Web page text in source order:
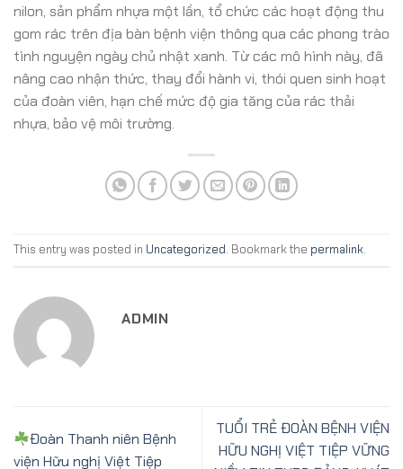
nilon, sản phẩm nhựa một lần, tổ chức các hoạt động thu
gom rác trên địa bàn bệnh viện thông qua các phong trào
tình nguyện ngày chủ nhật xanh. Từ các mô hình này, đã
nâng cao nhận thức, thay đổi hành vi, thói quen sinh hoạt
của đoàn viên, hạn chế mức độ gia tăng của rác thải
nhựa, bảo vệ môi trường.
This entry was posted in Uncategorized. Bookmark the permalink.
ADMIN
Đoàn Thanh niên Bệnh
viện Hữu nghị Việt Tiệp
TUỔI TRẺ ĐOÀN BỆNH VIỆN
HỮU NGHỊ VIỆT TIỆP VỮNG